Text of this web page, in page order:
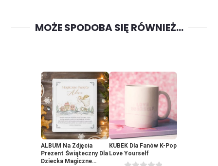
MOŻE SPODOBA SIĘ RÓWNIEŻ…
ALBUM Na Zdjęcia
Prezent Świąteczny Dla
Dziecka Magiczne
KUBEK Dla Fanów K-Pop
Love Yourself